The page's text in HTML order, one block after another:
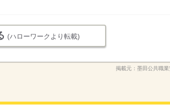
(ハローワークより転載)
掲載元： 墨田公共職